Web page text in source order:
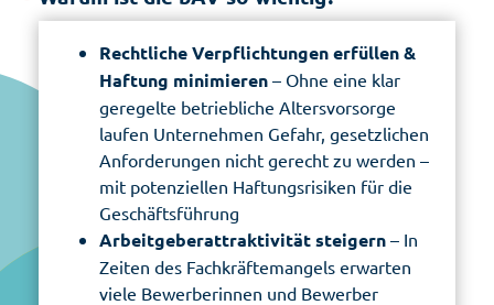
Rechtliche Verpflichtungen erfüllen &
Haftung minimieren – Ohne eine klar
geregelte betriebliche Altersvorsorge
laufen Unternehmen Gefahr, gesetzlichen
Anforderungen nicht gerecht zu werden –
mit potenziellen Haftungsrisiken für die
Geschäftsführung
Arbeitgeberattraktivität steigern – In
Zeiten des Fachkräftemangels erwarten
viele Bewerberinnen und Bewerber